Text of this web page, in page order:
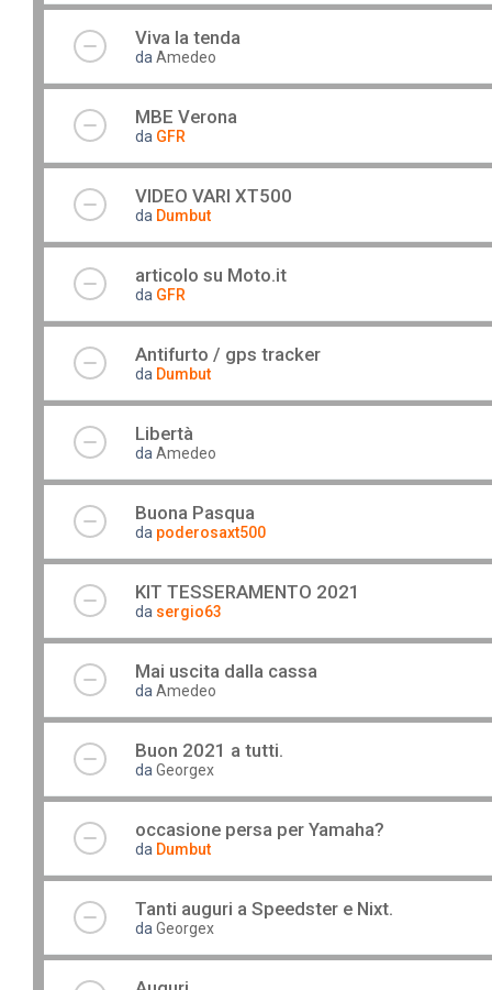
Viva la tenda
da Amedeo
MBE Verona
da GFR
VIDEO VARI XT500
da Dumbut
articolo su Moto.it
da GFR
Antifurto / gps tracker
da Dumbut
Libertà
da Amedeo
Buona Pasqua
da poderosaxt500
KIT TESSERAMENTO 2021
da sergio63
Mai uscita dalla cassa
da Amedeo
Buon 2021 a tutti.
da Georgex
occasione persa per Yamaha?
da Dumbut
Tanti auguri a Speedster e Nixt.
da Georgex